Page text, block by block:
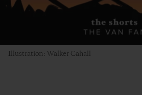
Illustration: Walker Cahall